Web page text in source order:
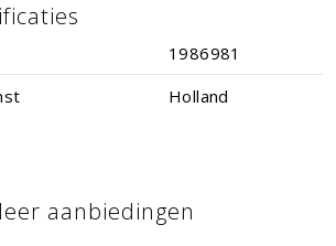
1986981
Holland
aanbiedingen